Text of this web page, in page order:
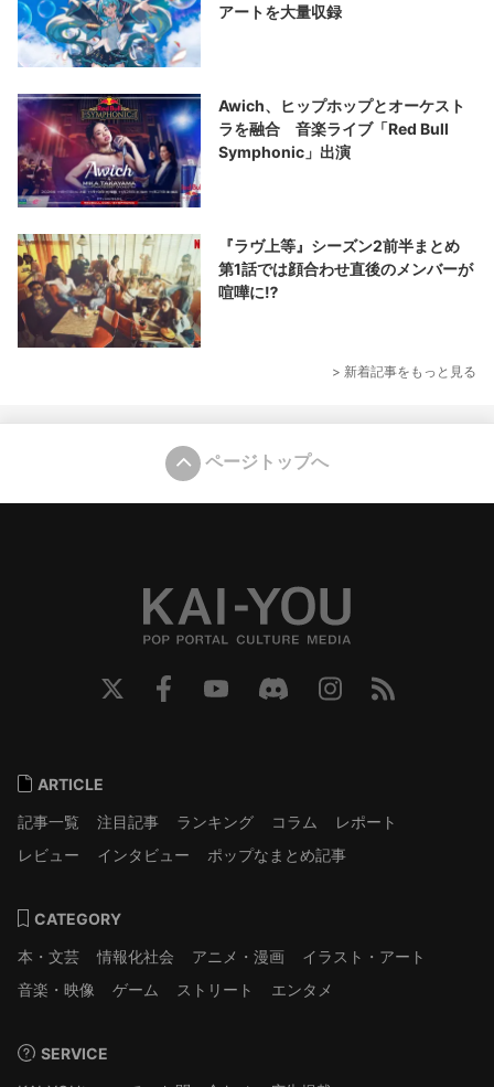
アートを大量収録
Awich、ヒップホップとオーケスト
ラを融合 音楽ライブ「Red Bull
Symphonic」出演
『ラヴ上等』シーズン2前半まとめ
第1話では顔合わせ直後のメンバーが
喧嘩に⁉︎
> 新着記事をもっと見る
ページトップへ
ARTICLE
記事一覧
注目記事 ランキング コラム
レポート
レビュー
インタビュー ポップなまとめ記事
CATEGORY
本・文芸
情報化社会 アニメ・漫画
イラスト・アート
音楽・映像
ゲーム ストリート エンタメ
SERVICE